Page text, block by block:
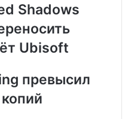
Shadows
Ubisoft
превысил